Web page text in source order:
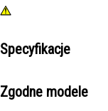
Specyfikacje
Zgodne modele